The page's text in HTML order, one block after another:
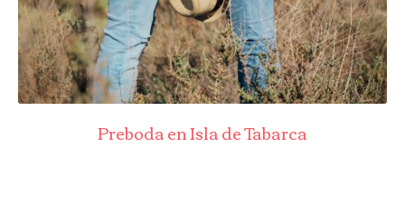
Preboda en Isla de Tabarca